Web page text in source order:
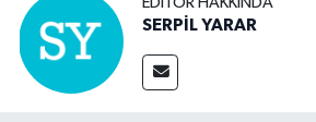
SERPİL YARAR